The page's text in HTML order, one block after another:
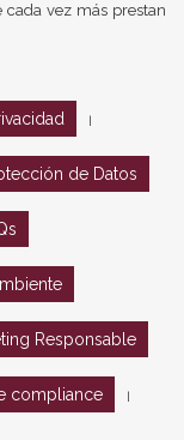
vez más prestan
de Datos
Responsable
compliance